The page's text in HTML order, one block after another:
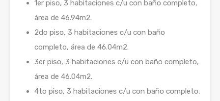
1er piso, 3 habitaciones c/u con baño completo,
área de 46.94m2.
2do piso, 3 habitaciones c/u con baño
completo, área de 46.04m2.
3er piso, 3 habitaciones c/u con baño completo,
área de 46.04m2.
4to piso, 3 habitaciones c/u con baño completo,